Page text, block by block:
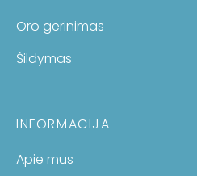
Oro gerinimas
Šildymas
INFORMACIJA
Apie mus